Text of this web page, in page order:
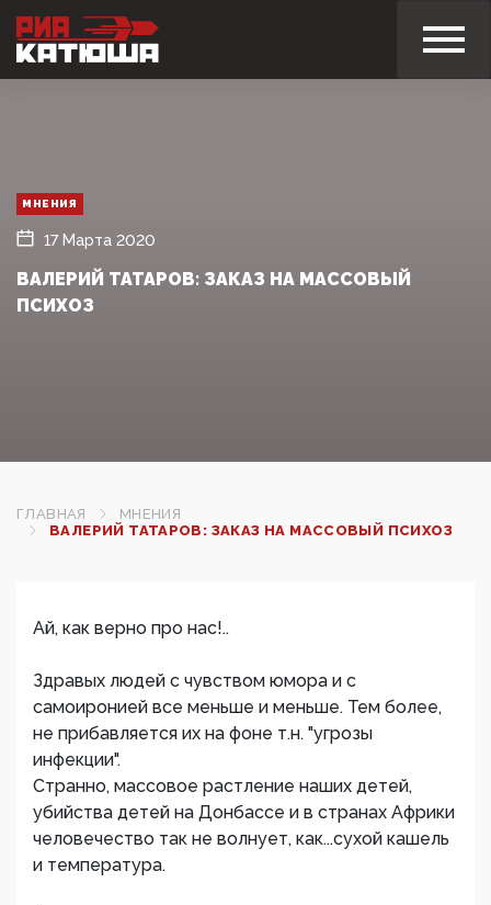
МНЕНИЯ
17 Марта 2020
ВАЛЕРИЙ ТАТАРОВ: ЗАКАЗ НА МАССОВЫЙ
ПСИХОЗ
ГЛАВНАЯ
МНЕНИЯ
ВАЛЕРИЙ ТАТАРОВ: ЗАКАЗ НА МАССОВЫЙ ПСИХОЗ
Ай, как верно про нас!..
Здравых людей с чувством юмора и с
самоиронией все меньше и меньше. Тем более,
не прибавляется их на фоне т.н. "угрозы
инфекции".
Странно, массовое растление наших детей,
убийства детей на Донбассе и в странах Африки
человечество так не волнует, как...сухой кашель
и температура.